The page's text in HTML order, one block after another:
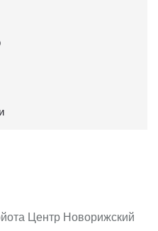
Центр Новорижский